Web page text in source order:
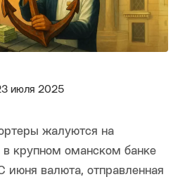
июля 2025
жалуются на
крупном оманском банке
июня валюта, отправленная